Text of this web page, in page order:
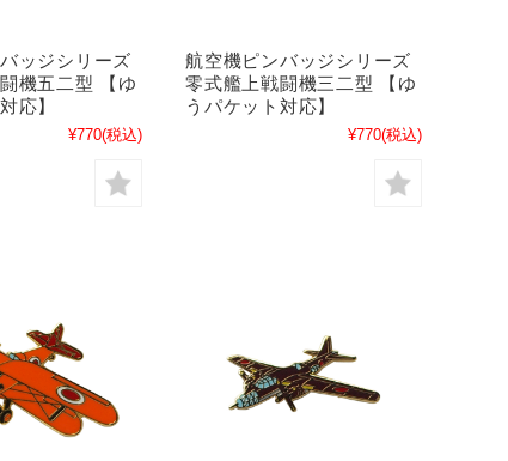
ッジシリーズ
機五二型 【ゆ
応】
¥770(税込)
航空機ピンバッジシリーズ
零式艦上戦闘機三二型 【ゆ
うパケット対応】
¥770(税込)